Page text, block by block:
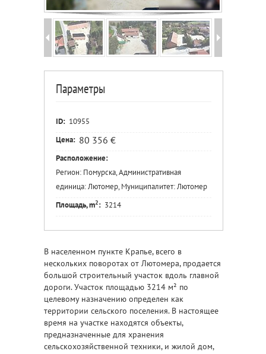
Параметры
ID: 10955
Цена: 80 356 €
Расположение:
Регион: Помурска, Административная
единица: Лютомер, Муниципалитет: Лютомер
Площадь, m2: 3214
В населенном пункте Крапье, всего в
нескольких поворотах от Лютомера, продается
большой строительный участок вдоль главной
дороги. Участок площадью 3214 м² по
целевому назначению определен как
территории сельского поселения. В настоящее
время на участке находятся объекты,
предназначенные для хранения
сельскохозяйственной техники, и жилой дом,